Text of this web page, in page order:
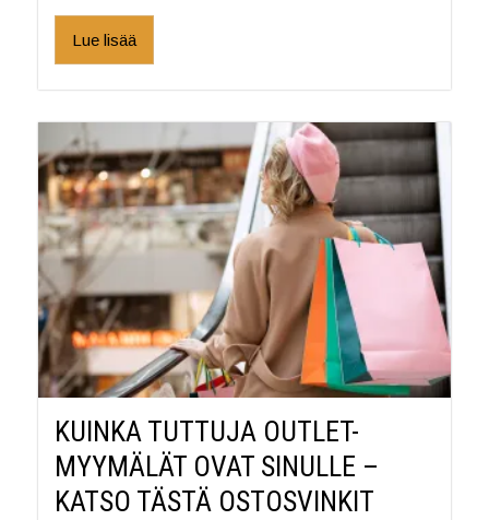
Lue lisää
KUINKA TUTTUJA OUTLET-
MYYMÄLÄT OVAT SINULLE –
KATSO TÄSTÄ OSTOSVINKIT